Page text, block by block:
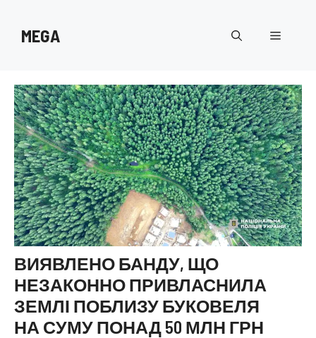
MEGA Меню
ВИЯВЛЕНО БАНДУ, ЩО
НЕЗАКОННО ПРИВЛАСНИЛА
ЗЕМЛІ ПОБЛИЗУ БУКОВЕЛЯ
НА СУМУ ПОНАД 50 МЛН ГРН